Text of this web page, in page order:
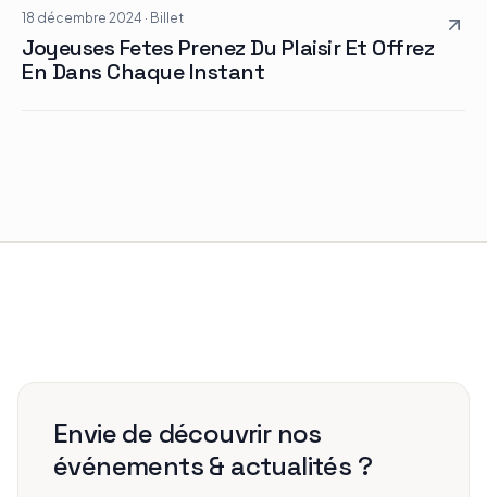
18 décembre 2024 · Billet
Joyeuses Fetes Prenez Du Plaisir Et Offrez
En Dans Chaque Instant
Envie de découvrir nos
événements & actualités ?